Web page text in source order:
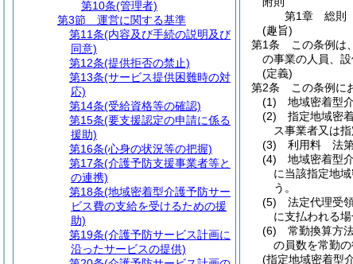
第1章
総則
(趣旨)
第1条
この条例は
の事業の人員、
(定義)
第2条
この条例に
(1)
地域密着型
(2)
指定地域密
ス事業者又は
(3)
利用料 法第
(4)
地域密着型
に当該指定地
う。
(5)
法定代理受
に支払われる
(6)
常勤換算方
の員数を常勤
(指定地域密着型
第10条(管理者)
第3節
運営に関する基準
第11条(内容及び手続の説明及び
同意)
第12条(提供拒否の禁止)
第13条(サービス提供困難時の対
応)
第14条(受給資格等の確認)
第15条(要支援認定の申請に係る
援助)
第16条(心身の状況等の把握)
第17条(介護予防支援事業者等と
の連携)
第18条(地域密着型介護予防サー
ビス費の支給を受けるための援
助)
第19条(介護予防サービス計画に
沿ったサービスの提供)